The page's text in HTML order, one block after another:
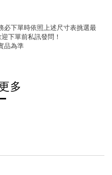
必下單時依照上述尺寸表挑選最
下單前私訊發問！
品為準
多